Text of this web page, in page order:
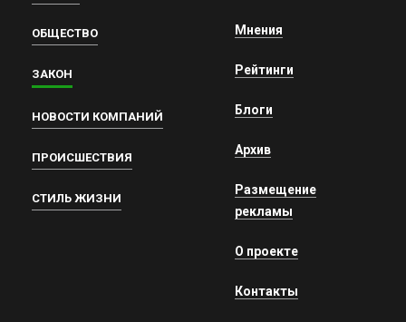
ОБЩЕСТВО
ЗАКОН
НОВОСТИ КОМПАНИЙ
ПРОИСШЕСТВИЯ
СТИЛЬ ЖИЗНИ
Мнения
Рейтинги
Блоги
Архив
Размещение
рекламы
О проекте
Контакты